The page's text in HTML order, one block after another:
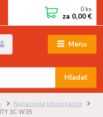
Menu
Hľadať
0 ks
za 0,00 €
Najlacnejšie krbové kachle
3C W35